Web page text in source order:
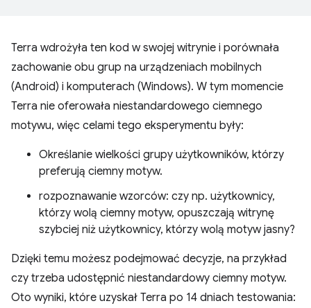
Terra wdrożyła ten kod w swojej witrynie i porównała
zachowanie obu grup na urządzeniach mobilnych
(Android) i komputerach (Windows). W tym momencie
Terra nie oferowała niestandardowego ciemnego
motywu, więc celami tego eksperymentu były:
Określanie wielkości grupy użytkowników, którzy
preferują ciemny motyw.
rozpoznawanie wzorców: czy np. użytkownicy,
którzy wolą ciemny motyw, opuszczają witrynę
szybciej niż użytkownicy, którzy wolą motyw jasny?
Dzięki temu możesz podejmować decyzje, na przykład
czy trzeba udostępnić niestandardowy ciemny motyw.
Oto wyniki, które uzyskał Terra po 14 dniach testowania: